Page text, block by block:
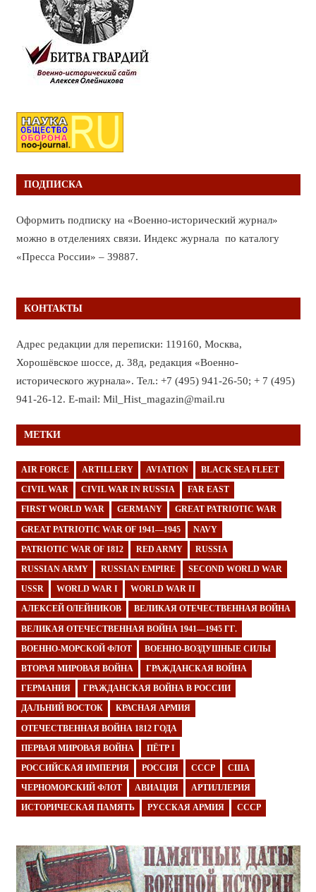
ПОДПИСКА
Оформить подписку на «Военно-исторический журнал»
можно в отделениях связи. Индекс журнала по каталогу
«Пресса России» – 39887.
КОНТАКТЫ
Адрес редакции для переписки: 119160, Москва,
Хорошёвское шоссе, д. 38д, редакция «Военно-
исторического журнала». Тел.: +7 (495) 941-26-50; + 7 (495)
941-26-12. E-mail: Mil_Hist_magazin@mail.ru
МЕТКИ
AIR FORCE ARTILLERY AVIATION BLACK SEA FLEET
CIVIL WAR CIVIL WAR IN RUSSIA FAR EAST
FIRST WORLD WAR GERMANY GREAT PATRIOTIC WAR
GREAT PATRIOTIC WAR OF 1941—1945 NAVY
PATRIOTIC WAR OF 1812 RED ARMY RUSSIA
RUSSIAN ARMY RUSSIAN EMPIRE SECOND WORLD WAR
USSR WORLD WAR I WORLD WAR II
АЛЕКСЕЙ ОЛЕЙНИКОВ ВЕЛИКАЯ ОТЕЧЕСТВЕННАЯ ВОЙНА
ВЕЛИКАЯ ОТЕЧЕСТВЕННАЯ ВОЙНА 1941—1945 ГГ.
ВОЕННО-МОРСКОЙ ФЛОТ ВОЕННО-ВОЗДУШНЫЕ СИЛЫ
ВТОРАЯ МИРОВАЯ ВОЙНА ГРАЖДАНСКАЯ ВОЙНА
ГЕРМАНИЯ ГРАЖДАНСКАЯ ВОЙНА В РОССИИ
ДАЛЬНИЙ ВОСТОК КРАСНАЯ АРМИЯ
ОТЕЧЕСТВЕННАЯ ВОЙНА 1812 ГОДА
ПЕРВАЯ МИРОВАЯ ВОЙНА ПЁТР I
РОССИЙСКАЯ ИМПЕРИЯ РОССИЯ СССР США
ЧЕРНОМОРСКИЙ ФЛОТ АВИАЦИЯ АРТИЛЛЕРИЯ
ИСТОРИЧЕСКАЯ ПАМЯТЬ РУССКАЯ АРМИЯ СССР